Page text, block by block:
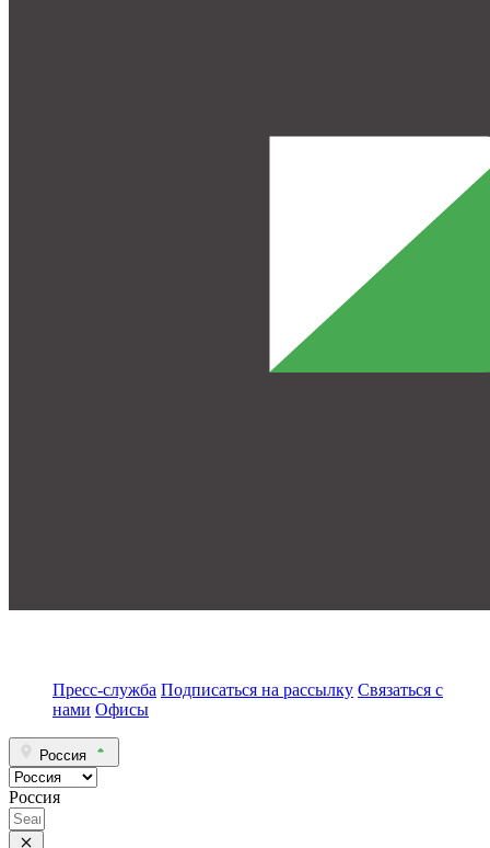
Пресс-служба Подписаться на рассылку Связаться с
нами Офисы
Россия
Россия